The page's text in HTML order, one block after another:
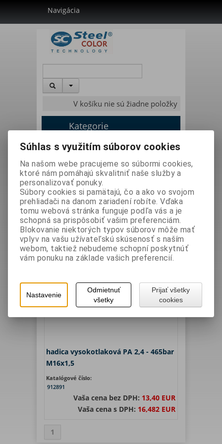
Navigácia
V košíku nie sú žiadne položky
Kategorie
Úvodná stránka »
Lakovanie / striekacia technika »
Príslušenstvo lakovanie » Hadice
Hadice -
Filter
Hľadať
Zoradiť podľa: ( Názvu produktu
hadica vysokotlaková PA 2,4 - 465bar
M16x1,5
Katalógové číslo:
912891
Vaša cena bez DPH: 13,40 EUR
Vaša cena s DPH: 16,482 EUR
1
Súhlas s využitím súborov cookies
Na našom webe pracujeme so súbormi cookies,
ktoré nám pomáhajú skvalitniť naše služby a
personalizovať ponuky.
Súbory cookies si pamätajú, čo a ako vo svojom
prehliadači na danom zariadení robíte. Vďaka
tomu webová stránka funguje podľa vás a je
schopná sa prispôsobiť vašim preferenciám.
Blokovanie niektorých typov súborov môže mať
vplyv na vašu užívateľskú skúsenosť s naším
webom, taktiež nebudeme schopní poskytnúť
vám ponuku na základe vašich preferencií.
Nastavenie
Odmietnuť
všetky
Prijať všetky
cookies